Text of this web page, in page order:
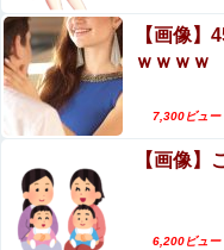
「キム兄」こと木村祐
変してしまう・・・他
エロ漫画『怪物の寵愛
【動画】地震発生時の
Дﾟ)))
セックスまでし
【画像】
ｗｗｗｗ
7,300ビュー
【画像】
6,200ビュー